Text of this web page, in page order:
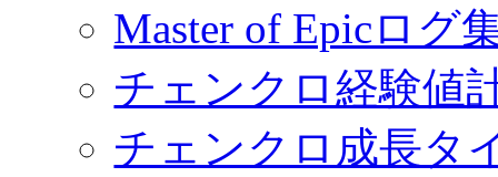
Master of Epicログ
チェンクロ経験値
チェンクロ成長タ